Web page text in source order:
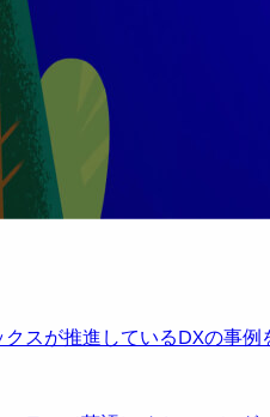
スが推進しているDXの事例